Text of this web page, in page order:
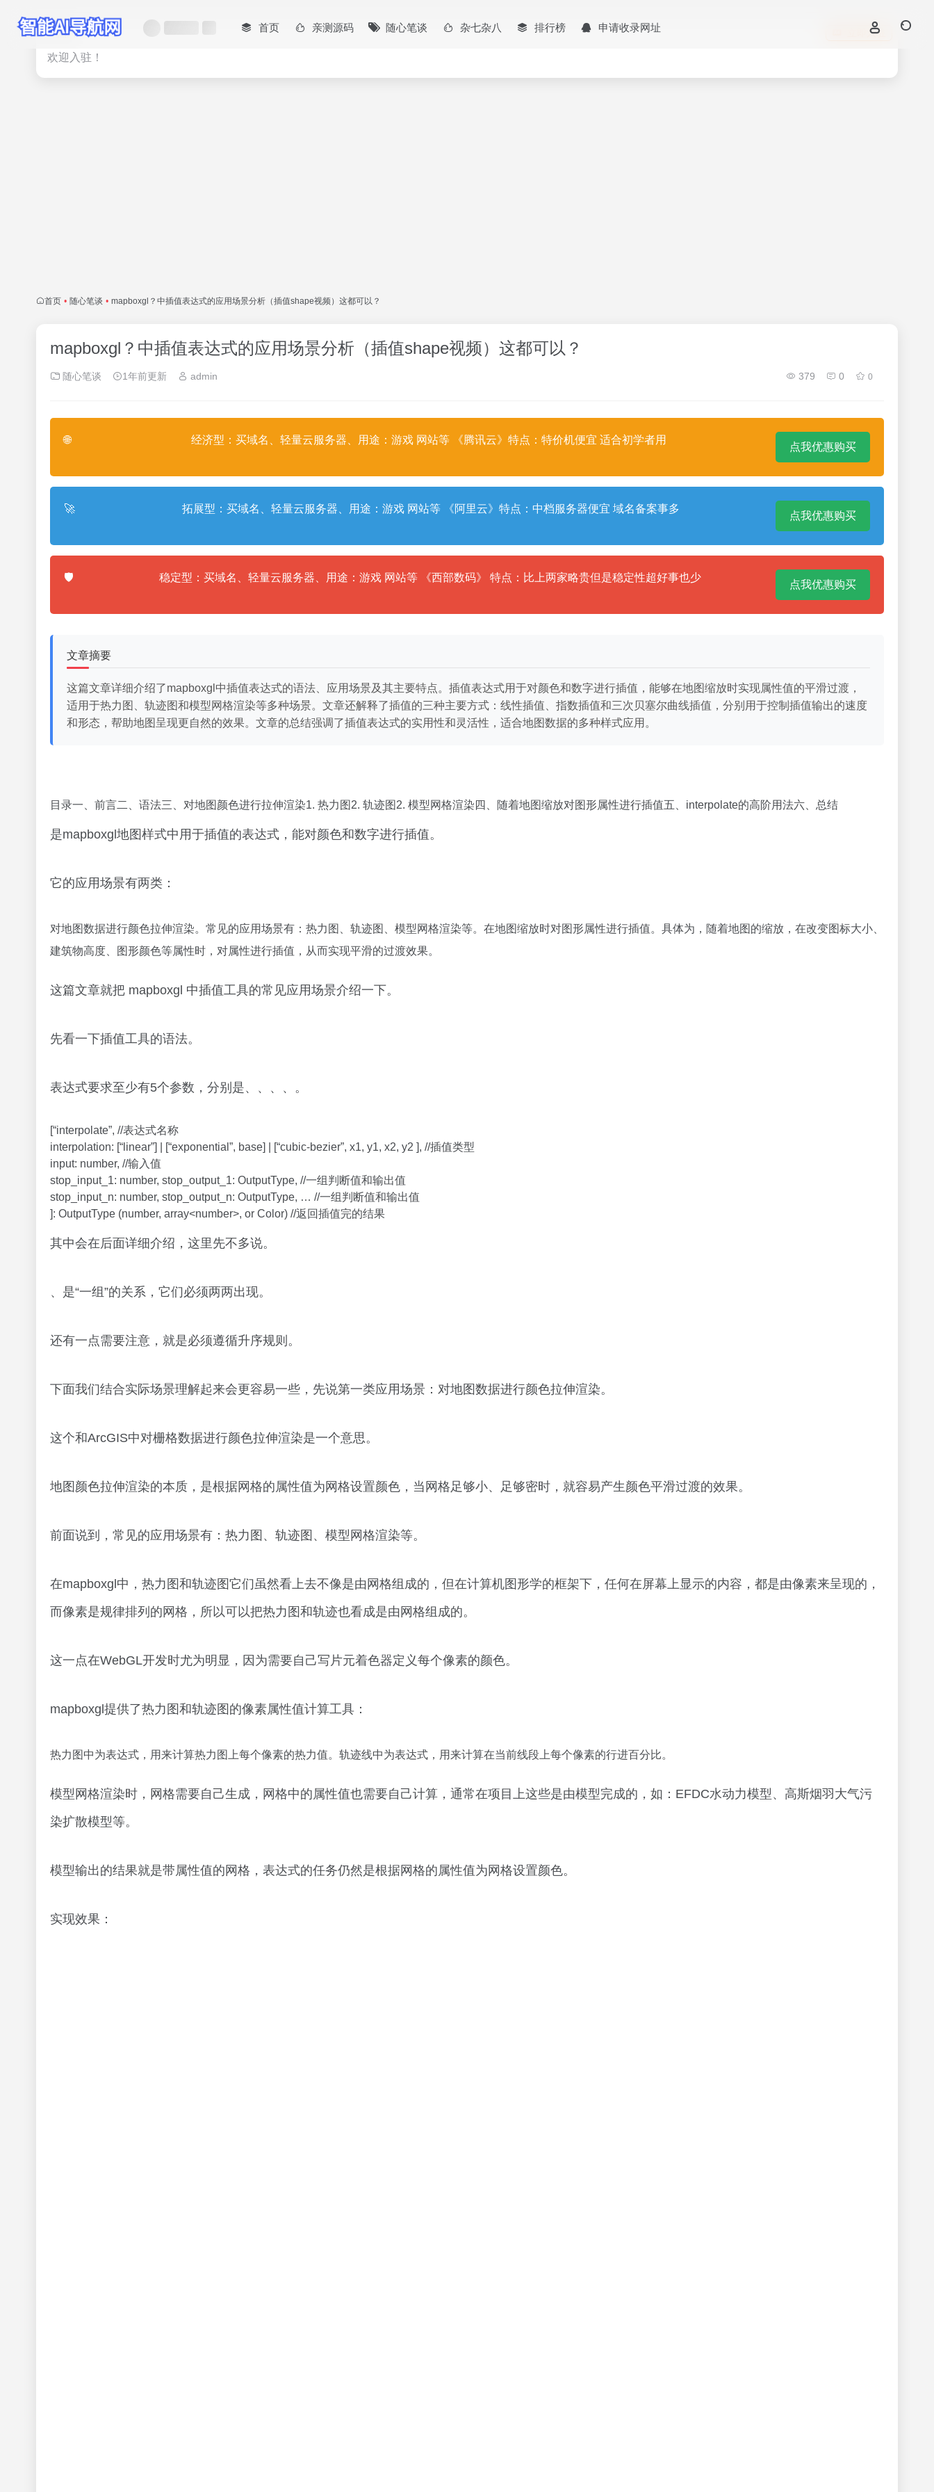
首页 亲测源码 随心笔谈 杂七杂八 排行榜 申请收录网址
热门 立即入驻
欢迎入驻！
首页 • 随心笔谈 • mapboxgl？中插值表达式的应用场景分析（插值shape视频）这都可以？
mapboxgl？中插值表达式的应用场景分析（插值shape视频）这都可以？
随心笔谈 1年前更新 admin 379 0 0
🌐 经济型：买域名、轻量云服务器、用途：游戏 网站等 《腾讯云》特点：特价机便宜 适合初学者用
点我优惠购买
🚀 拓展型：买域名、轻量云服务器、用途：游戏 网站等 《阿里云》特点：中档服务器便宜 域名备案事多
点我优惠购买
🛡️ 稳定型：买域名、轻量云服务器、用途：游戏 网站等 《西部数码》 特点：比上两家略贵但是稳定性超好事也少
点我优惠购买
文章摘要
这篇文章详细介绍了mapboxgl中插值表达式的语法、应用场景及其主要特点。插值表达式用于对颜色和数字进行插值，能够在地图缩放时实现属性值的平滑过渡，
适用于热力图、轨迹图和模型网格渲染等多种场景。文章还解释了插值的三种主要方式：线性插值、指数插值和三次贝塞尔曲线插值，分别用于控制插值输出的速度
和形态，帮助地图呈现更自然的效果。文章的总结强调了插值表达式的实用性和灵活性，适合地图数据的多种样式应用。
目录一、前言二、语法三、对地图颜色进行拉伸渲染1. 热力图2. 轨迹图2. 模型网格渲染四、随着地图缩放对图形属性进行插值五、interpolate的高阶用法六、总结
是mapboxgl地图样式中用于插值的表达式，能对颜色和数字进行插值。
它的应用场景有两类：
对地图数据进行颜色拉伸渲染。常见的应用场景有：热力图、轨迹图、模型网格渲染等。在地图缩放时对图形属性进行插值。具体为，随着地图的缩放，在改变图标大小、
建筑物高度、图形颜色等属性时，对属性进行插值，从而实现平滑的过渡效果。
这篇文章就把 mapboxgl 中插值工具的常见应用场景介绍一下。
先看一下插值工具的语法。
表达式要求至少有5个参数，分别是、、、、。
[“interpolate”, //表达式名称
interpolation: [“linear”] | [“exponential”, base] | [“cubic-bezier”, x1, y1, x2, y2 ], //插值类型
input: number, //输入值
stop_input_1: number, stop_output_1: OutputType, //一组判断值和输出值
stop_input_n: number, stop_output_n: OutputType, … //一组判断值和输出值
]: OutputType (number, array<number>, or Color) //返回插值完的结果
其中会在后面详细介绍，这里先不多说。
、是“一组”的关系，它们必须两两出现。
还有一点需要注意，就是必须遵循升序规则。
下面我们结合实际场景理解起来会更容易一些，先说第一类应用场景：对地图数据进行颜色拉伸渲染。
这个和ArcGIS中对栅格数据进行颜色拉伸渲染是一个意思。
地图颜色拉伸渲染的本质，是根据网格的属性值为网格设置颜色，当网格足够小、足够密时，就容易产生颜色平滑过渡的效果。
前面说到，常见的应用场景有：热力图、轨迹图、模型网格渲染等。
在mapboxgl中，热力图和轨迹图它们虽然看上去不像是由网格组成的，但在计算机图形学的框架下，任何在屏幕上显示的内容，都是由像素来呈现的，
而像素是规律排列的网格，所以可以把热力图和轨迹也看成是由网格组成的。
这一点在WebGL开发时尤为明显，因为需要自己写片元着色器定义每个像素的颜色。
mapboxgl提供了热力图和轨迹图的像素属性值计算工具：
热力图中为表达式，用来计算热力图上每个像素的热力值。轨迹线中为表达式，用来计算在当前线段上每个像素的行进百分比。
模型网格渲染时，网格需要自己生成，网格中的属性值也需要自己计算，通常在项目上这些是由模型完成的，如：EFDC水动力模型、高斯烟羽大气污
染扩散模型等。
模型输出的结果就是带属性值的网格，表达式的任务仍然是根据网格的属性值为网格设置颜色。
实现效果：